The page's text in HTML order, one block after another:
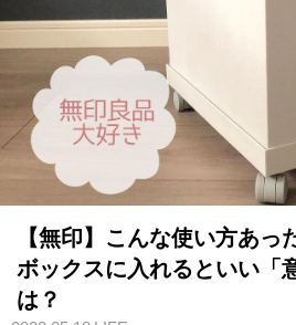
【無印】こんな使い方あっ
ボックスに入れるといい「
は？